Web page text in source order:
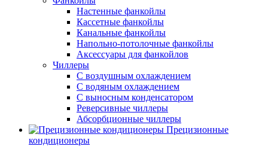
Настенные фанкойлы
Кассетные фанкойлы
Канальные фанкойлы
Напольно-потолочные фанкойлы
Аксессуары для фанкойлов
Чиллеры
С воздушным охлаждением
С водяным охлаждением
С выносным конденсатором
Реверсивные чиллеры
Абсорбционные чиллеры
Прецизионные
кондиционеры